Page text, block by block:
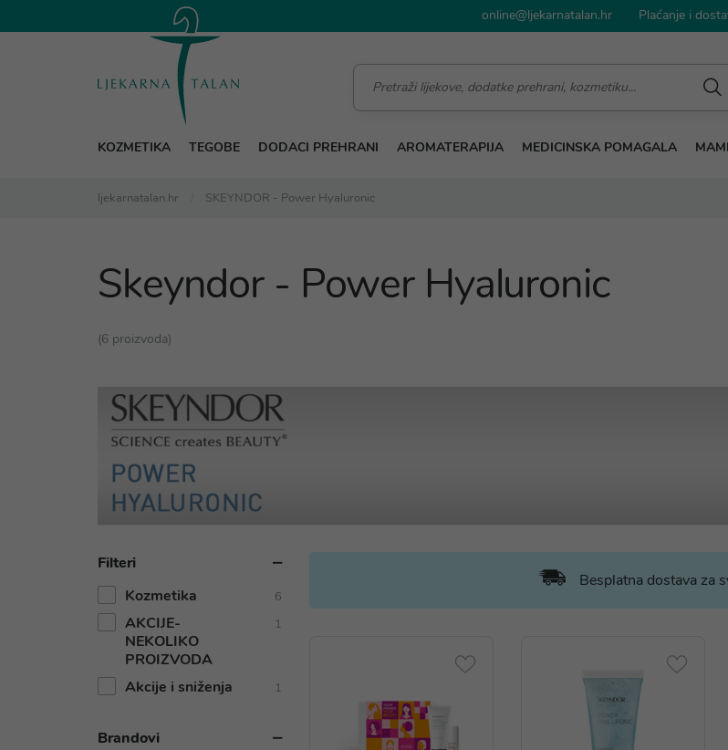
online@ljekarnatalan.hr Plaćanje i
KOZMETIKA TEGOBE DODACI PREHRANI AROMATERAPIJA MEDICINSKA POMAGALA
ljekarnatalan.hr SKEYNDOR - Power Hyaluronic
Skeyndor - Power Hyaluronic
(6 proizvoda)
Filteri
Kozmetika
6
AKCIJE-
NEKOLIKO
PROIZVODA
1
Akcije i sniženja 1
Brandovi
Besplatna dostava za